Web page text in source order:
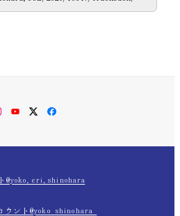
Instagram
YouTubeTwitterFacebook
@yoko.eri.shinohara
ント@yoko_shinohara_